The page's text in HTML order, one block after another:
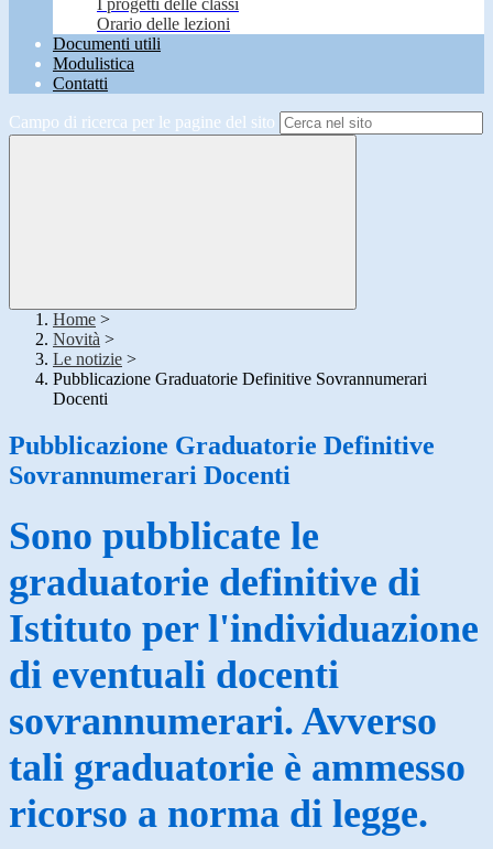
I progetti delle classi
Orario delle lezioni
Documenti utili
Modulistica
Contatti
Campo di ricerca per le pagine del sito
Home >
Novità >
Le notizie >
Pubblicazione Graduatorie Definitive Sovrannumerari
Docenti
Pubblicazione Graduatorie Definitive
Sovrannumerari Docenti
Sono pubblicate le
graduatorie definitive di
Istituto per l'individuazione
di eventuali docenti
sovrannumerari. Avverso
tali graduatorie è ammesso
ricorso a norma di legge.